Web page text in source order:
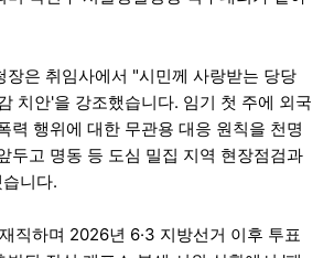
장은 취임사에서 "시민께 사랑받는 당당
치안'을 강조했습니다. 임기 첫 주에 외국
력 행위에 대한 무관용 대응 원칙을 천명
두고 명동 등 도심 밀집 지역 현장점검과
니다.
직하며 2026년 6·3 지방선거 이후 투표